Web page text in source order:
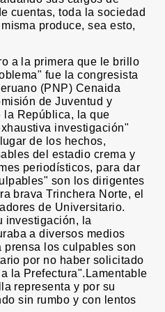
cuentas, toda la sociedad
produce, sea esto,
a la primera que le brillo
fue la congresista
(PNP) Cenaida
de Juventud y
la República, la que
investigación"
de los hechos,
del estadio crema y
periodísticos, para dar
son los dirigentes
brava Trinchera Norte, el
de Universitario.
investigación, la
a diversos medios
los culpables son
por no haber solicitado
la Prefectura".Lamentable
representa y por su
sin rumbo y con lentos